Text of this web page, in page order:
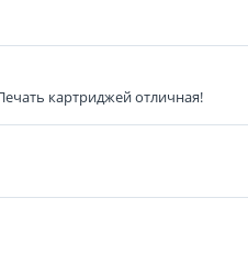
картриджей отличная!